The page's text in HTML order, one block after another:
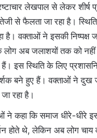
लेखपाल से लेकर
से फैलता जा रहा है।
है। वक्ताओं ने इसकी निष्पक्ष
अब जलाशयों तक को
इस स्थिति के लिए
बने हुए हैं। वक्ताओं ने दुख
रहा है।
ने कहा कि समाज धीरे-धीरे
होते थे, लेकिन अब लोग चाय